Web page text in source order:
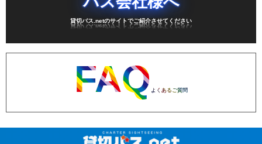
貸切バス.netのサイトでご紹介させてください
FAQ よくあるご質問